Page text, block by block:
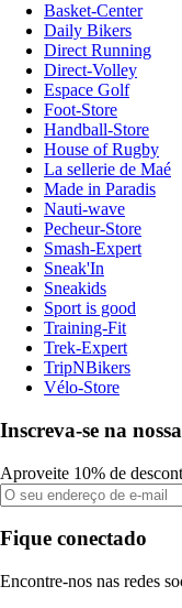
Basket-Center
Daily Bikers
Direct Running
Direct-Volley
Espace Golf
Foot-Store
Handball-Store
House of Rugby
La sellerie de Maé
Made in Paradis
Nauti-wave
Pecheur-Store
Smash-Expert
Sneak'In
Sneakids
Sport is good
Training-Fit
Trek-Expert
TripNBikers
Vélo-Store
Inscreva-se na
Aproveite 10% de
Fique conectado
Encontre-nos nas redes